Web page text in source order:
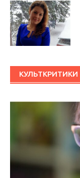
КУЛЬТКРИТИКИ